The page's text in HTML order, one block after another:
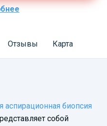
Отзывы Карта
аспирационная биопсия
собой